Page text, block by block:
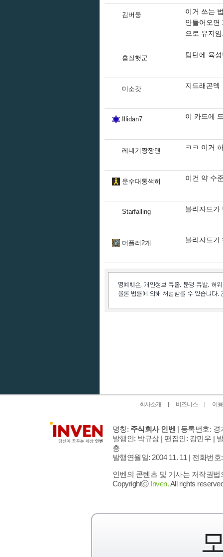
김버둥
이거 쓰는
안들어오면
으로 유지
흠잘햇군 탐턴에 육
미소갓 지드래곤덱
Illidan7 이 카드에
레네기짱짱맨 ㅋㅋ 이거
운수대통색히 이건 약 수
Starfalling 블리자드가
머플러2개 블리자드가
회사소개 비즈니스 이
명칭: 주식회사 인벤 | 등록번호: 경
발행인: 박규상 | 편집인: 강민우 |
층
발행연월일: 2004 11. 11 | 전화번호
인벤의 콘텐츠 및 기사는 저작권
Copyrightⓒ Inven.All rights